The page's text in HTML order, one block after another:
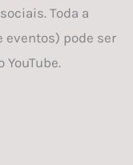
Toda a
pode ser
YouTube.